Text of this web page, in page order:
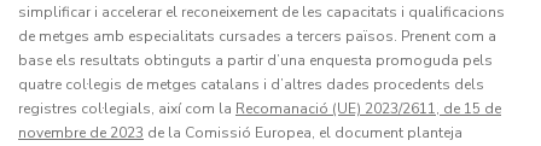
simplificar i accelerar el reconeixement de les capacitats i qualificacions
de metges amb especialitats cursades a tercers països. Prenent com a
base els resultats obtinguts a partir d’una enquesta promoguda pels
quatre col·legis de metges catalans i d’altres dades procedents dels
registres col·legials, així com la Recomanació (UE) 2023/2611, de 15 de
novembre de 2023 de la Comissió Europea, el document planteja